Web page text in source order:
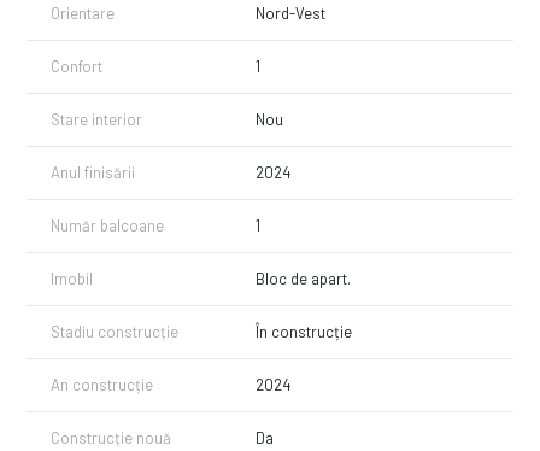
Orientare Nord-Vest
Confort 1
Stare interior Nou
Anul finisării 2024
Număr balcoane 1
Imobil Bloc de apart.
Stadiu construcție În construcție
An construcție 2024
Construcție nouă Da